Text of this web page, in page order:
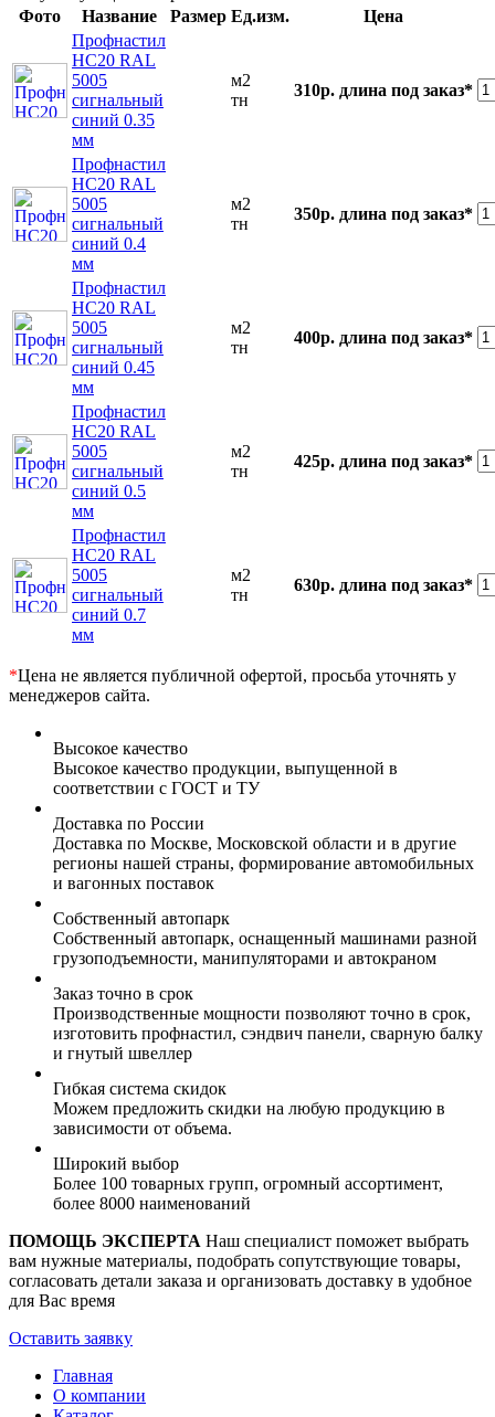
Фото
Название Размер Ед.изм.
Цена
Профнастил
НС20 RAL
5005
сигнальный
синий 0.35
мм
м2
тн
310р. длина под заказ*
Профнастил
НС20 RAL
5005
сигнальный
синий 0.4
мм
м2
тн
350р. длина под заказ*
Профнастил
НС20 RAL
5005
сигнальный
синий 0.45
мм
м2
тн
400р. длина под заказ*
Профнастил
НС20 RAL
5005
сигнальный
синий 0.5
мм
м2
тн
425р. длина под заказ*
Профнастил
НС20 RAL
5005
сигнальный
синий 0.7
мм
м2
тн
630р. длина под заказ*
*Цена не является публичной офертой, просьба уточнять у
менеджеров сайта.
Высокое качество
Высокое качество продукции, выпущенной в
соответствии с ГОСТ и ТУ
Доставка по России
Доставка по Москве, Московской области и в другие
регионы нашей страны, формирование автомобильных
и вагонных поставок
Собственный автопарк
Собственный автопарк, оснащенный машинами разной
грузоподъемности, манипуляторами и автокраном
Заказ точно в срок
Производственные мощности позволяют точно в срок,
изготовить профнастил, сэндвич панели, сварную балку
и гнутый швеллер
Гибкая система скидок
Можем предложить скидки на любую продукцию в
зависимости от объема.
Широкий выбор
Более 100 товарных групп, огромный ассортимент,
более 8000 наименований
ПОМОЩЬ ЭКСПЕРТА Наш специалист поможет выбрать
вам нужные материалы, подобрать сопутствующие товары,
согласовать детали заказа и организовать доставку в удобное
для Вас время
Оставить заявку
Главная
О компании